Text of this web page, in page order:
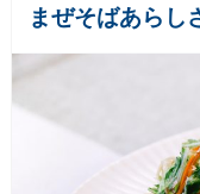
まぜそばあらし